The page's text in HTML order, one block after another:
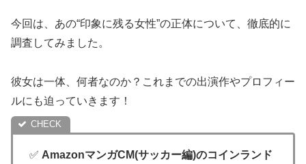
今回は、あの“印象に残る女性”の正体について、徹底的に
調査してみました。
彼女は一体、何者なのか？これまでの出演作やプロフィー
ルにも迫っていきます！
✅ AmazonマンガCM(サッカー編)のコインランド